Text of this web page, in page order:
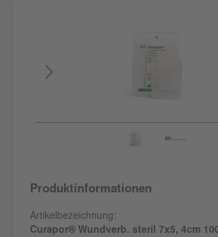
Produktinformationen
Artikelbezeichnung:
Curapor® Wundverb. steril 7x5, 4cm